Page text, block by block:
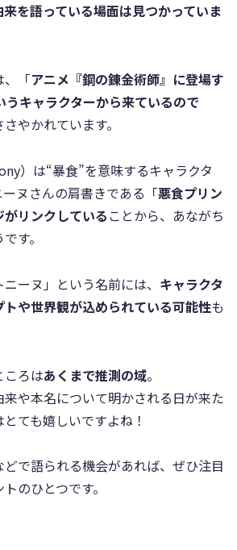
を語っている場面は見つかっていま
、「アニメ『鋼の錬金術師』に登場す
うキャラクターから来ているので
やかれています。
）は“暴食”を意味するキャラクタ
ヌさんの肩書きである「悪食プリン
がリンクしている ことから、あながち
す。
ーヌ」という名前には、 キャラクタ
や世界観が込められている可能性も
ころはあくまで推測の域。
来や本名について明かされる日が来た
ても嬉しいですよね！
で語られる機会があれば、ぜひ注目
のひとつです。